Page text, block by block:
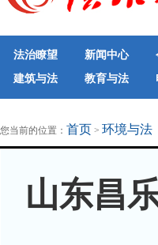
法治瞭望 新闻中心
建筑与法
教育与法
地方法治联播
律师律所
您当前的位置： 首页 > 环境与法
山东昌